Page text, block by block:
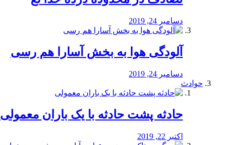
دسامبر 24, 2019
آلودگی هوا به بخش آسارا هم رسی
دسامبر 24, 2019
حوادث
️حادثه پشت حادثه با یک باران معمولی
اکتبر 22, 2019